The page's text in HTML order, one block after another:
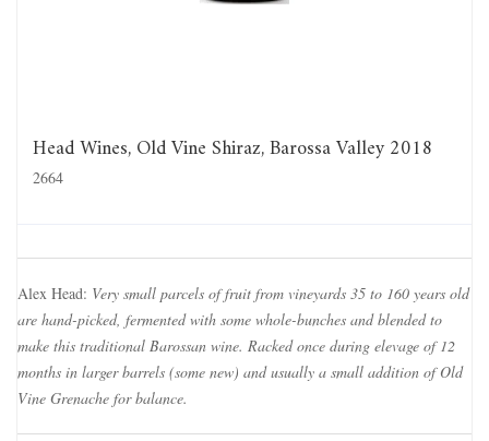
Head Wines, Old Vine Shiraz, Barossa Valley 2018
2664
Alex Head: Very small parcels of fruit from vineyards 35 to 160 years old
are hand-picked, fermented with some whole-bunches and blended to
make this traditional Barossan wine. Racked once during elevage of 12
months in larger barrels (some new) and usually a small addition of Old
Vine Grenache for balance.